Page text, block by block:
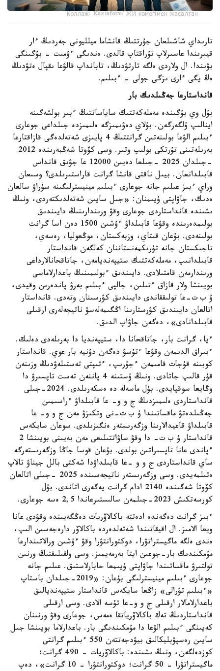
Коллаж: Kazinform/ ЖИ көмегімен жасалған
تارىداي شاشىلعان جۇرتتىڭ قانشاما ميلليونى جەردىڭ ءار
قيىرىندا عاسىرلاپ تۇراقتاپ قالدى. ەندىگى ءۇمىت - بۇگىنگى
بۋىندا. ال ولاردى ەلگە تارتۋدىڭ، تابانداپ قالۋعا ىقپال ەتۋدىڭ
ەڭ يگى ءارى ىزگى جولى - ءبىلىم.
قانداستارعا جەڭىلدىك بار
بۇل وي بۇگىندە مەملەكەتتىك ساياساتتىڭ ءبىر بولشەگىنە
اينالىپ ۇلگەرگەن. بۇلاي دەۋىمىزگە ەلىمىزدە جىلداعى جوعارى
ءبىلىم الۋعا بولىنەتىن گرانتتىڭ 4 پايىزى شەتەلدەگى قازاقتارعا
بەرىلەتىنى تۇرتكى بولىپ وتىر. وسى كۆوتا شەڭبەرىندە 2012
-جىلدان 2025 -جىلعا دەيىن 12000 عا جۋىق قانداس
قابىلدانعان. بيىل ناقتى قانشا گرانت قاراستىرىلدى؟ وسىعان
وراي ءبىز عىلىم جانە جوعارى ءبىلىم مينيسترلىگىنە سۇراۋ سالعان
ەدىك، جاۋاپتى ۇيىمنان: «جىل سايىن شەتەلدىكتەردى، ونىڭ
ىشىندە قانداستاردى جوعارى وقۋ ورىندارىنىڭ دايىندىق
بولىمدەرىندە وقۋعا قابىلداۋ ءۇشىن 1500 دەن اسا گرانت
بولىنەدى. بۇعان قىتاي، وزبەكستان، موڭعوليا، رەسەي،
تاجىكستان جانە تۇرىكمەنستاننان كەلگەن قانداستار
قابىلدانىپ، مەملەكەتتىك ستيپەنديامەن، جاتاقحانالارداعى
ورىندارمەن قامتىلادى. دايىندىق ءبولىمىنىڭ باعدارلاماسى
بويىنشا ولار قازاق ءتىلىن، جالپى ءبىلىم بەرۋ پاندەرىن وقيدى،
ۇ ب ت-عا تولىققاندى دايىندىق كۋرسىنان وتەدى. قانداستار
اتالعان دايىندىق كۋرستارىنا اڭگىمەلەسۋ ناتيجەلەرى ارقىلى
قابىلدانادى»، دەگەن جاۋاپ الدىق.
ءيا، گرانت بار، جاتاقحانا دا، ستيپەنديا دا بەرىلەدى دەلىك.
ءبىراق الدىمەن وقۋعا ءتۇسۋ دەگەن دۇنيە بار عوي. قانداستار
كوبىنە قۇجات قامىمەن ءجۇرىپ، ءتىپتى تەستىلەۋدىڭ وزىنەن
قۇر قالىپ جاتادى. ونىڭ ۇستىنە 4 پاننەن تەست تاپسىرۋ دا
وڭايعا سوقپايدى. بۇل ماسەلە دە ەسكەرىلدى. 2024-جىلى
قانداستاردى ەلىمىزدىڭ ج و و- عا قابىلداۋ ءراسىمىن
جەڭىلدەتۋ ماقساتىندا ۇ ب ت-نى وتكىزۋ مەن ج و و- عا
قابىلداۋ قاعيدالارىنا وزگەرىستەر ەنگىزىلدى. سوعان سايكەس
قانداستار ۇ ب ت- دا وقۋ ساۋاتتىلىعى مەن بەيىنى بويىنشا 2
ءپاندى عانا تاپسىراتىن بولدى. بۇعان قوسا جاڭا وزگەرىستەرگە
ساي قانداستاردى ج و و -عا قابىلداۋدا شەكتى بالل جيناۋ تالاپ
ەتىلمەيدى. وسى وزگەرىستەر ناتيجەسىندە 2025 -جىلى اتالعان
كۆوتا شەگىندە 2140 ادام گرانت يەگەرى اتاندى. بۇل
كورسەتكىش 2023-جىلمەن سالىستىرعاندا 2,5 ەسە جوعارى.
ءبىز گرانت دەگەندە ادەتتە باكالاۆريات دەڭگەيىندە وقۋدى عانا
ويعا الامىز. ال اقيقاتىندا شەتەلدەردە باكالاۆر دارەجەسىن الىپ،
ەندى ەلگە ماگيستراتۋرا، دوكتورانتۋرا وقۋ ءۇشىن ورالاتىندارعا
مۇمكىندىك بار-جوعىن ايتا بەرمەيمىز. وسى ولقىلىقتىڭ ورنىن
تولتىرۋ ماقساتىندا جاۋاپتى ۇيىمعا حابارلاستىق. عىلىم جانە
جوعارى ءبىلىم مينيسترلىگى بۇعان: «2019-جىلدان باستاپ
«ءبىلىم تۋرالى» زاڭعا سايكەس قانداستار ستيپەنديالىق
باعدارلامالار ارقىلى ج و و-عا تۇسە الادى. وسى ارقىلى
قانداستاردىڭ تەك باكالاۆرياتقا ەمەس، جوعارى وقۋ ورنىنان
كەيىنگى ءبىلىم الۋعا دا مۇمكىندىگى بار. باعدارلاما بويىنشا جىل
سايىن رەسپۋبليكالىق بيۋدجەتتەن 550 ءبىلىم گرانتى
كوزدەلگەن، ونىڭ ىشىندە: باكالاۆريات - 490 گرانت؛
ماگيستراتۋرا - 50 گرانت؛ دوكتورانتۋرا - 10 گرانت»، دەپ